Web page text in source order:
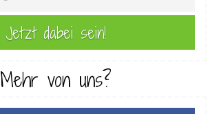
Mehr von uns?